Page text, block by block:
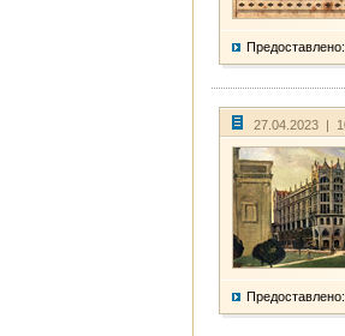
Предоставлено:
27.04.2023 |
Предоставлено: